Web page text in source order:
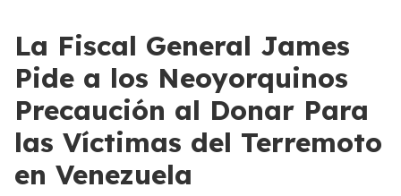
La Fiscal General James
Pide a los Neoyorquinos
Precaución al Donar Para
las Víctimas del Terremoto
en Venezuela